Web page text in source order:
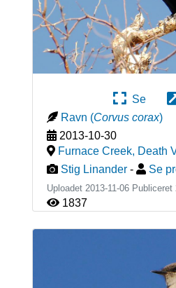
Se
Ravn (Corvus corax)
2013-10-30
Furnace Creek, Death
Stig Linander - Se
Uploadet 2013-11-06 Publiceret
1837